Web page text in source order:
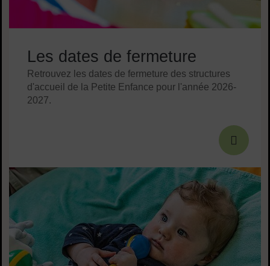
Les dates de fermeture
Retrouvez les dates de fermeture des structures
d'accueil de la Petite Enfance pour l'année 2026-
2027.